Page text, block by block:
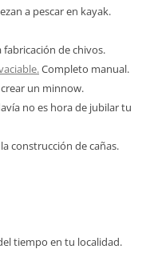
a pescar en kayak.
fabricación de chivos.
Completo manual.
un minnow.
no es hora de jubilar tu
construcción de cañas.
tiempo en tu localidad.